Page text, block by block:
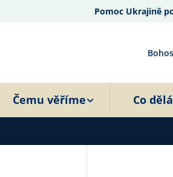
Pomoc Ukrajině
Čemu věříme Co